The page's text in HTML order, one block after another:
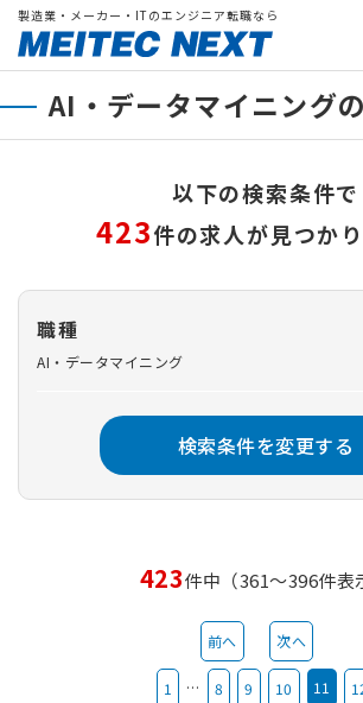
製造業・メーカー・ITのエンジニア転職なら
AI・データマイニング
以下の検索条件で
423件の求人が見つか
職種
AI・データマイニング
検索条件を変更する
423件中（361～396件表
前へ
1 … 8 9 10 11
次へ